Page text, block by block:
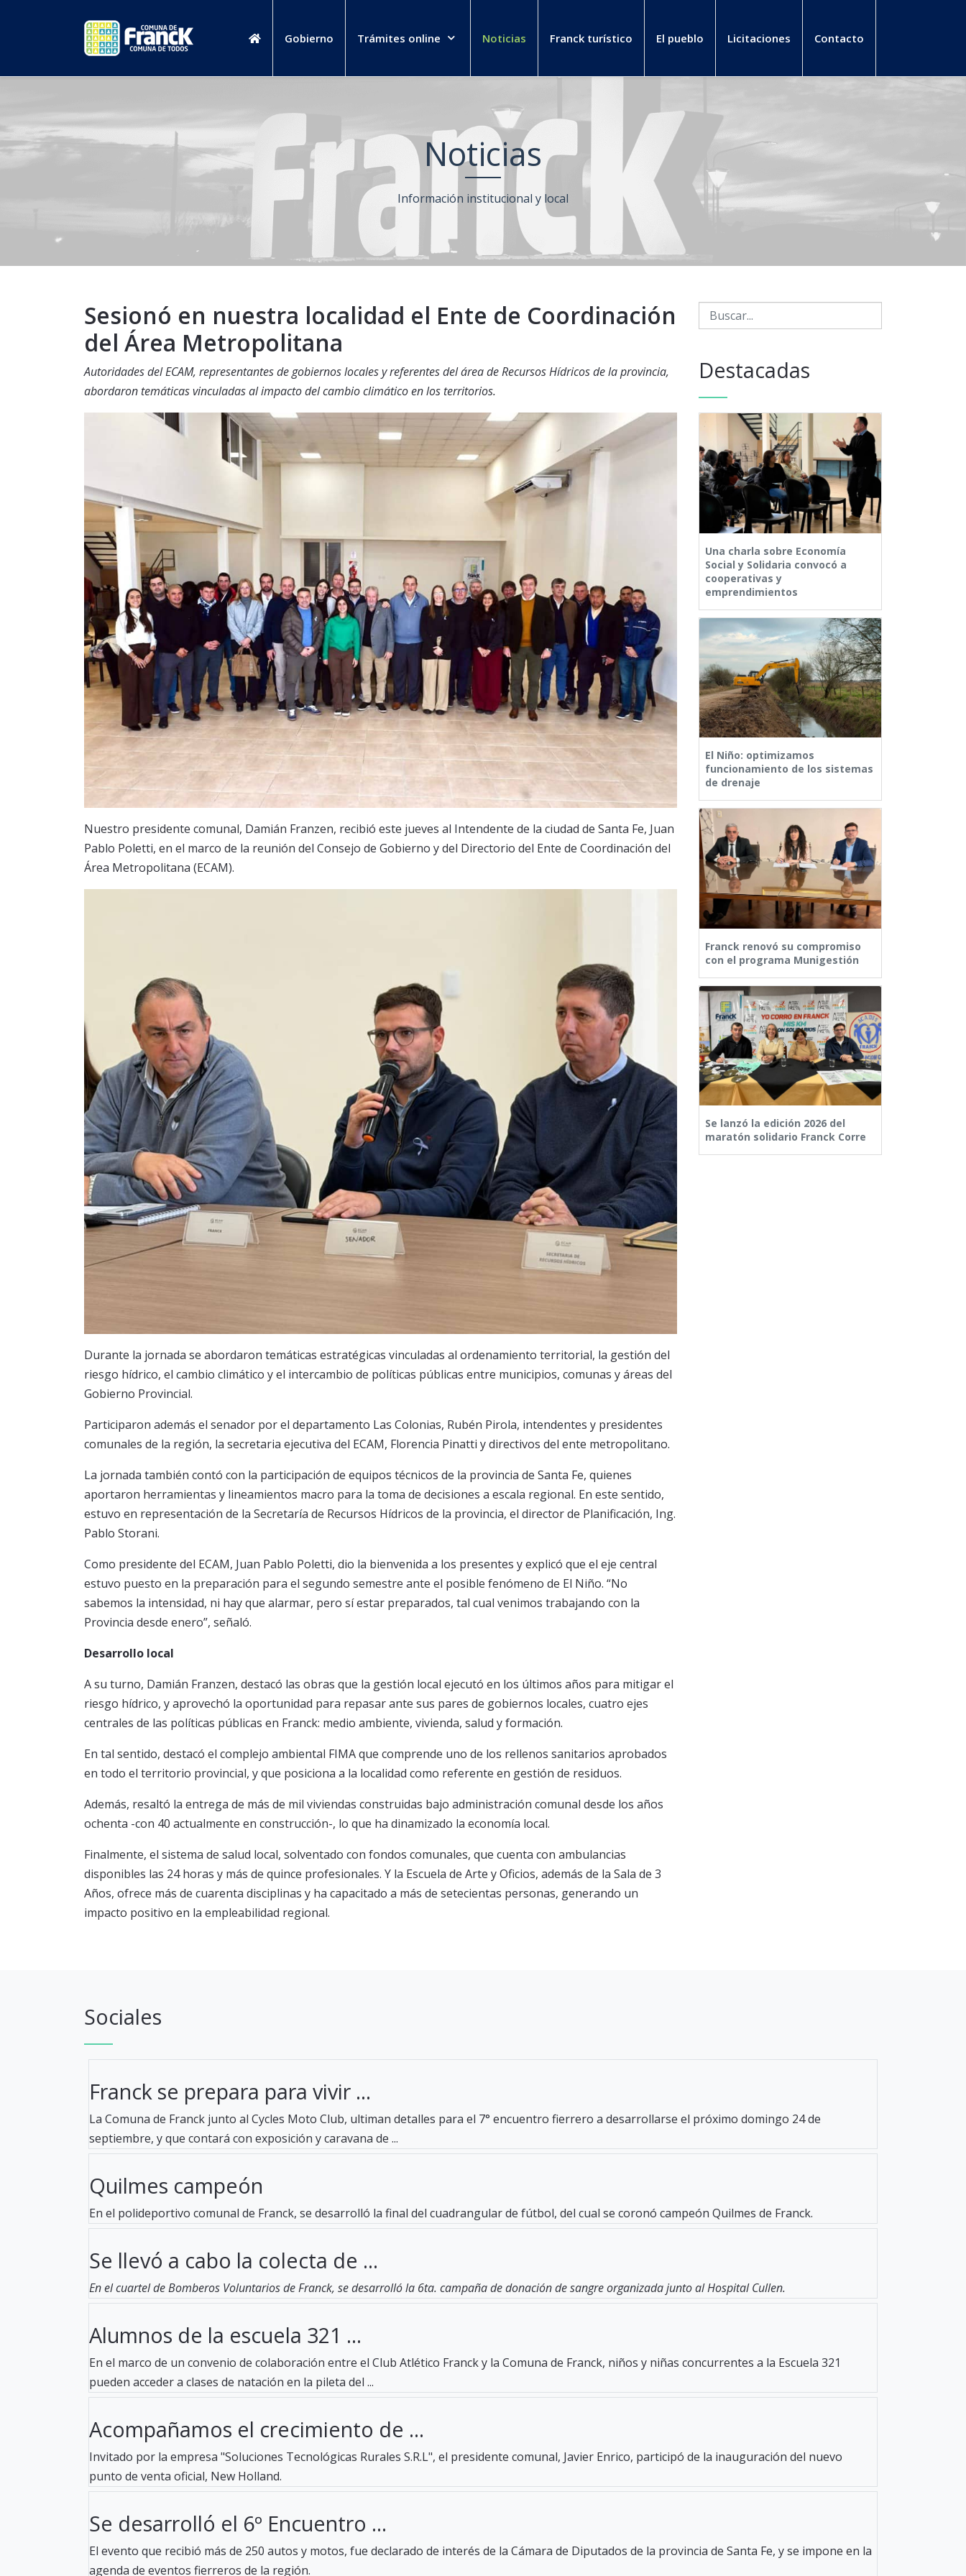
Gobierno Trámites online Noticias Franck turístico El pueblo Licitaciones Contacto
Noticias
Información institucional y local
Sesionó en nuestra localidad el Ente de Coordinación
del Área Metropolitana
Autoridades del ECAM, representantes de gobiernos locales y referentes del área de Recursos Hídricos de la provincia,
abordaron temáticas vinculadas al impacto del cambio climático en los territorios.
Nuestro presidente comunal, Damián Franzen, recibió este jueves al Intendente de la ciudad de Santa Fe, Juan
Pablo Poletti, en el marco de la reunión del Consejo de Gobierno y del Directorio del Ente de Coordinación del
Área Metropolitana (ECAM).
Durante la jornada se abordaron temáticas estratégicas vinculadas al ordenamiento territorial, la gestión del
riesgo hídrico, el cambio climático y el intercambio de políticas públicas entre municipios, comunas y áreas del
Gobierno Provincial.
Participaron además el senador por el departamento Las Colonias, Rubén Pirola, intendentes y presidentes
comunales de la región, la secretaria ejecutiva del ECAM, Florencia Pinatti y directivos del ente metropolitano.
La jornada también contó con la participación de equipos técnicos de la provincia de Santa Fe, quienes
aportaron herramientas y lineamientos macro para la toma de decisiones a escala regional. En este sentido,
estuvo en representación de la Secretaría de Recursos Hídricos de la provincia, el director de Planificación, Ing.
Pablo Storani.
Como presidente del ECAM, Juan Pablo Poletti, dio la bienvenida a los presentes y explicó que el eje central
estuvo puesto en la preparación para el segundo semestre ante el posible fenómeno de El Niño. “No
sabemos la intensidad, ni hay que alarmar, pero sí estar preparados, tal cual venimos trabajando con la
Provincia desde enero”, señaló.
Desarrollo local
A su turno, Damián Franzen, destacó las obras que la gestión local ejecutó en los últimos años para mitigar el
riesgo hídrico, y aprovechó la oportunidad para repasar ante sus pares de gobiernos locales, cuatro ejes
centrales de las políticas públicas en Franck: medio ambiente, vivienda, salud y formación.
En tal sentido, destacó el complejo ambiental FIMA que comprende uno de los rellenos sanitarios aprobados
en todo el territorio provincial, y que posiciona a la localidad como referente en gestión de residuos.
Además, resaltó la entrega de más de mil viviendas construidas bajo administración comunal desde los años
ochenta -con 40 actualmente en construcción-, lo que ha dinamizado la economía local.
Finalmente, el sistema de salud local, solventado con fondos comunales, que cuenta con ambulancias
disponibles las 24 horas y más de quince profesionales. Y la Escuela de Arte y Oficios, además de la Sala de 3
Años, ofrece más de cuarenta disciplinas y ha capacitado a más de setecientas personas, generando un
impacto positivo en la empleabilidad regional.
Destacadas
Una charla sobre Economía
Social y Solidaria convocó a
cooperativas y
emprendimientos
El Niño: optimizamos
funcionamiento de los sistemas
de drenaje
Franck renovó su compromiso
con el programa Munigestión
Se lanzó la edición 2026 del
maratón solidario Franck Corre
Sociales
Franck se prepara para vivir ...
La Comuna de Franck junto al Cycles Moto Club, ultiman detalles para el 7° encuentro fierrero a desarrollarse el próximo domingo 24 de
septiembre, y que contará con exposición y caravana de ...
Quilmes campeón
En el polideportivo comunal de Franck, se desarrolló la final del cuadrangular de fútbol, del cual se coronó campeón Quilmes de Franck.
Se llevó a cabo la colecta de ...
En el cuartel de Bomberos Voluntarios de Franck, se desarrolló la 6ta. campaña de donación de sangre organizada junto al Hospital Cullen.
Alumnos de la escuela 321 ...
En el marco de un convenio de colaboración entre el Club Atlético Franck y la Comuna de Franck, niños y niñas concurrentes a la Escuela 321
pueden acceder a clases de natación en la pileta del ...
Acompañamos el crecimiento de ...
Invitado por la empresa "Soluciones Tecnológicas Rurales S.R.L", el presidente comunal, Javier Enrico, participó de la inauguración del nuevo
punto de venta oficial, New Holland.
Se desarrolló el 6º Encuentro ...
El evento que recibió más de 250 autos y motos, fue declarado de interés de la Cámara de Diputados de la provincia de Santa Fe, y se impone en la
agenda de eventos fierreros de la región.